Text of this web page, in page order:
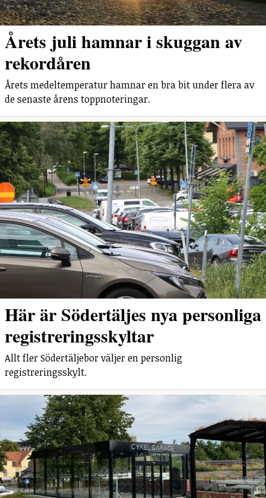
Årets juli hamnar i skuggan av
rekordåren
Årets medeltemperatur hamnar en bra bit under flera av
de senaste årens toppnoteringar.
Här är Södertäljes nya personliga
registreringsskyltar
Allt fler Södertäljebor väljer en personlig
registreringsskylt.